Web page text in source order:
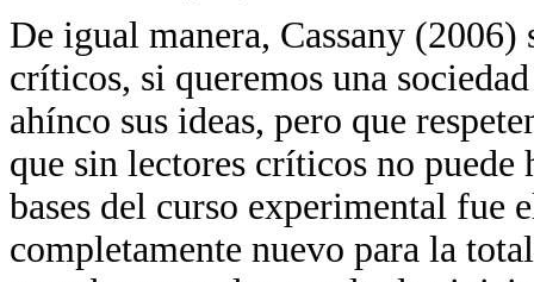
De igual manera, Cassany (2006)
críticos, si queremos una
ahínco sus ideas, pero que
que sin lectores críticos no
bases del curso experimental fue
completamente nuevo para la